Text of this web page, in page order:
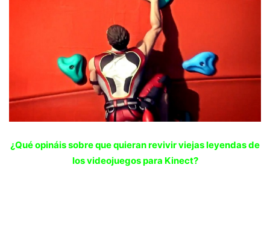
¿Qué opináis sobre que quieran revivir viejas leyendas de
los videojuegos para Kinect?